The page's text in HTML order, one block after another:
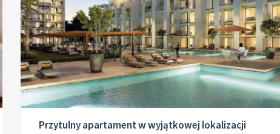
Przytulny apartament w wyjątkowej lokalizacji